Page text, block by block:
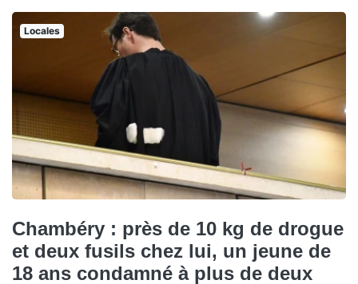
Locales
Chambéry : près de 10 kg de drogue
et deux fusils chez lui, un jeune de
18 ans condamné à plus de deux